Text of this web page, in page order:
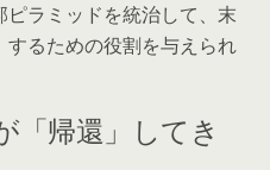
ラミッドを統治して、末
るための役割を与えられ
「帰還」してき